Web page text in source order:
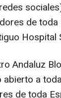
de
Hospital
Andaluz
a
de toda